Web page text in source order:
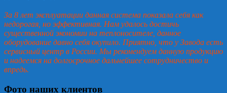
За 8 лет эксплуатации данная система показала себя как
недорогая, но эффективная. Нам удалось достичь
существенной экономии на теплоносителе, данное
оборудование давно себя окупило. Приятно, что у Завода есть
сервисный центр в России. Мы рекомендуем данную продукцию
и надеемся на долгосрочное дальнейшее сотрудничество и
впредь.
Фото наших клиентов